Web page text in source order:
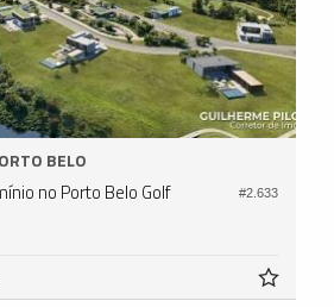
#2.633
BELO
no Porto Belo Golf